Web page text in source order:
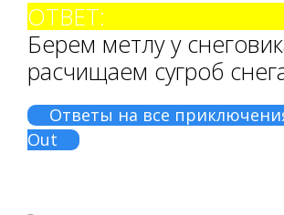
ОТВЕТ:
Берем метлу у
расчищаем сугроб
Ответы на все
Out